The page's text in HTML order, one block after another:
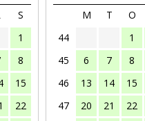
S
1
8
15
22
M
T O
44
1
45
6 7 8
46
13 14 15
47
20 21 22